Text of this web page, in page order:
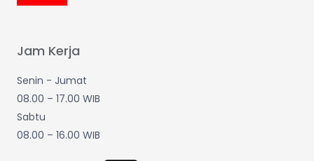
Jam Kerja
Senin - Jumat
08.00 – 17.00 WIB
Sabtu
08.00 – 16.00 WIB